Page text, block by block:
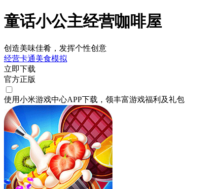
童话小公主经营咖啡屋
创造美味佳肴，发挥个性创意
经营卡通美食模拟
立即下载
官方正版
使用小米游戏中心APP下载 ，领丰富游戏福利 及礼包